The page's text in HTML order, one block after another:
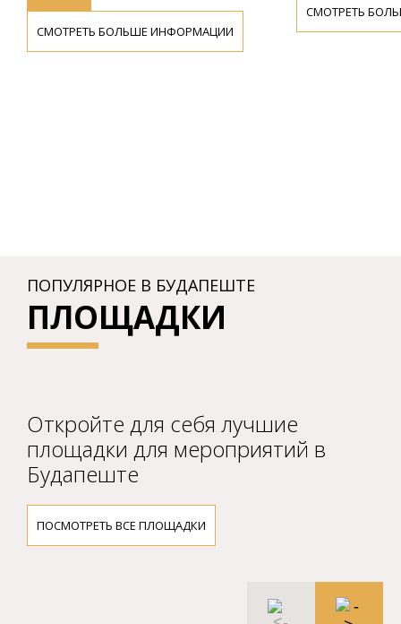
СМОТРЕТЬ БОЛЬШЕ ИНФОРМАЦИИ
СМОТРЕТЬ БОЛЬШЕ
ПОПУЛЯРНОЕ В БУДАПЕШТЕ
ПЛОЩАДКИ
Откройте для себя лучшие
площадки для мероприятий в
Будапеште
ПОСМОТРЕТЬ ВСЕ ПЛОЩАДКИ